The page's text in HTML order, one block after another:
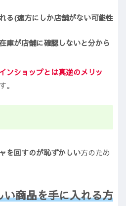
る(遠方にしか店舗がない可能性
庫が店舗に確認しないと分から
ンショップとは真逆のメリッ
。
を回すのが恥ずかしい方のため
商品を手に入れる方